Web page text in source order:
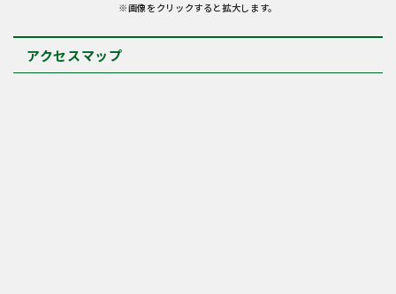
※画像をクリックすると拡大します。
アクセスマップ